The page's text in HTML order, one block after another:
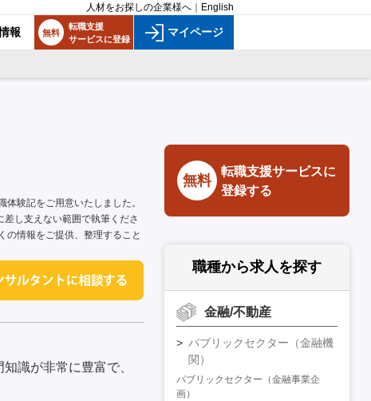
人材をお探しの企業様へ English
報 無料
転職支援
サービスに登録
マイページ
験記をご用意いたしました。
し支えない範囲で執筆くださ
の情報をご提供、整理すること
識が非常に豊富で、
無料
転職支援サービスに
登録する
職種から求人を探す
金融/不動産
パブリックセクター（金融機
関）
パブリックセクター（金融事業企
画）